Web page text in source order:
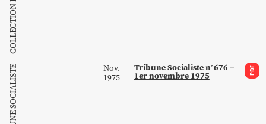
Nov.
1975
Tribune Socialiste n°676 –
1er novembre 1975 PDF